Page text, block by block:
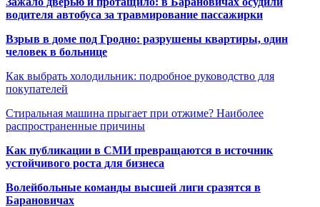
водителя автобуса за травмирование пассажирки
Взрыв в доме под Гродно: разрушены квартиры, один
человек в больнице
Как выбрать холодильник: подробное руководство для
покупателей
Стиральная машина прыгает при отжиме? Наиболее
распространенные причины
Как публикации в СМИ превращаются в источник
устойчивого роста для бизнеса
Волейбольные команды высшей лиги сразятся в
Барановичах